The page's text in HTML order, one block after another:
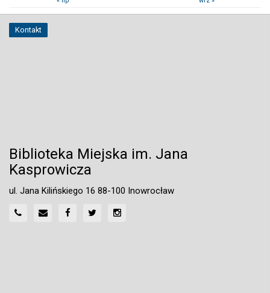
Kontakt
Biblioteka Miejska im. Jana
Kasprowicza
ul. Jana Kilińskiego 16 88-100 Inowrocław